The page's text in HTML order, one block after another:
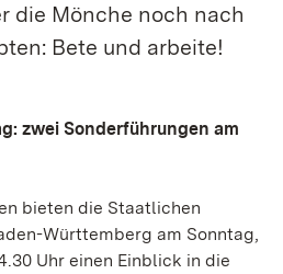
die Mönche noch nach
Bete und arbeite!
zwei Sonderführungen am
bieten die Staatlichen
Württemberg am Sonntag,
Uhr einen Einblick in die